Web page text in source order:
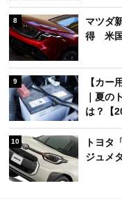
8
マツダ
得 米国
9
【カー
｜夏の
は？【
10
トヨタ
ジュメ